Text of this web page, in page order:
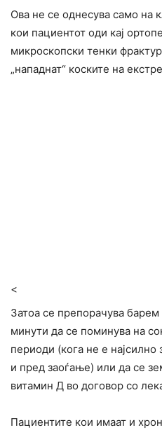
Ова не се однесува само на
кои пациентот оди кај
микроскопски тенки
„нападнат“ коските на
<
Затоа се препорачува
минути да се поминува на
периоди (кога не е
и пред заоѓање) или да се
витамин Д во договор со
Пациентите кои имаат и